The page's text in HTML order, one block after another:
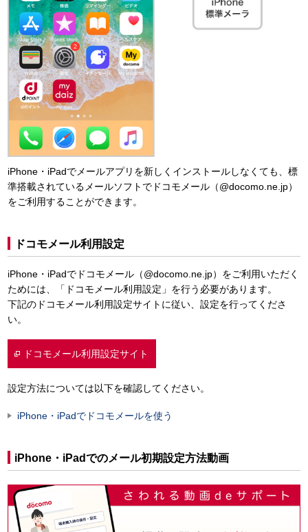
iPhone・iPadでメールアプリを新しくインストールしなくても、標
準搭載されているメールソフトでドコモメール（@docomo.ne.jp）
をご利用することができます。
ドコモメール利用設定
iPhone・iPadでドコモメール（@docomo.ne.jp）をご利用いただく
ためには、「ドコモメール利用設定」を行う必要があります。
下記のドコモメール利用設定サイトに従い、設定を行ってくださ
い。
ドコモメール利用設定サイト
設定方法については以下を確認してください。
iPhone・iPadでドコモメールを使う
iPhone・iPadでのメール初期設定方法動画